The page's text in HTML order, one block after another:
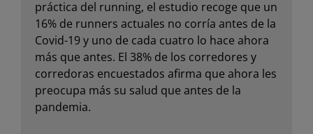
práctica del running, el estudio recoge que un
16% de runners actuales no corría antes de la
Covid-19 y uno de cada cuatro lo hace ahora
más que antes. El 38% de los corredores y
corredoras encuestados afirma que ahora les
preocupa más su salud que antes de la
pandemia.